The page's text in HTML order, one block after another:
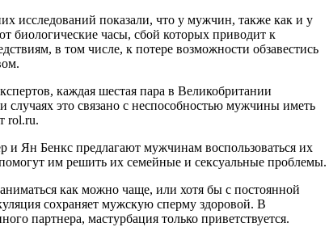
исследований показали, что у мужчин, также как и у
биологические часы, сбой которых приводит к
в том числе, к потере возможности обзавестись
каждая шестая пара в Великобритании
случаях это связано с неспособностью мужчины иметь
rol.ru.
и Ян Бенкс предлагают мужчинам воспользоваться их
им решить их семейные и сексуальные проблемы.
как можно чаще, или хотя бы с постоянной
сохраняет мужскую сперму здоровой. В
партнера, мастурбация только приветствуется.